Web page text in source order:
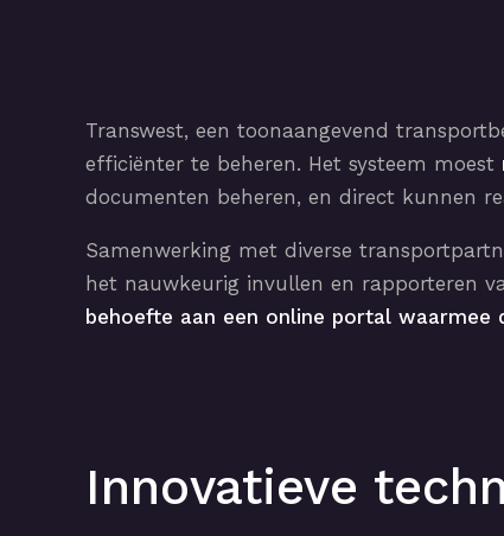
Transwest, een toonaangevend
efficiënter te beheren. Het systeem moest
documenten beheren, en direct kunnen
Samenwerking met diverse
het nauwkeurig invullen en rapporteren
behoefte aan een online portal waarmee
Innovatieve